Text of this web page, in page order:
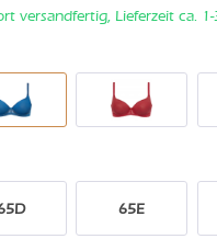
versandfertig, Lieferzeit ca.
65E